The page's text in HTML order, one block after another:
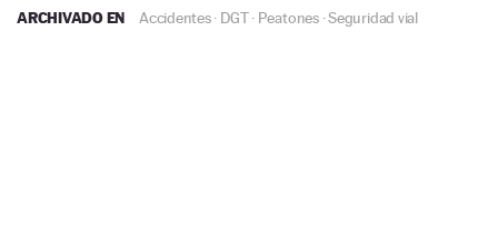
ARCHIVADO EN Accidentes· DGT· Peatones·Seguridad vial